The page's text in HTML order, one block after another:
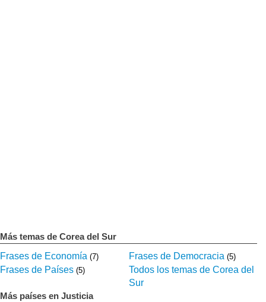
Más temas de Corea del Sur
Frases de Economía (7) Frases de Democracia (5)
Frases de Países (5)
Todos los temas de Corea del
Sur
Más países en Justicia